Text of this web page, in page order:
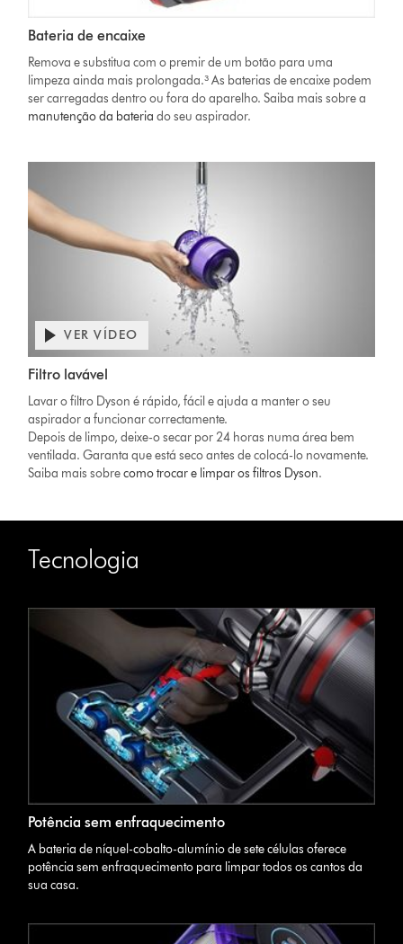
Bateria de encaixe
Remova e substitua com o premir de um botão para uma
limpeza ainda mais prolongada.³ As baterias de encaixe podem
ser carregadas dentro ou fora do aparelho. Saiba mais sobre a
manutenção da bateria do seu aspirador.
VER VÍDEO
Filtro lavável
Lavar o filtro Dyson é rápido, fácil e ajuda a manter o seu
aspirador a funcionar correctamente.
Depois de limpo, deixe-o secar por 24 horas numa área bem
ventilada. Garanta que está seco antes de colocá-lo novamente.
Saiba mais sobrecomo trocar e limpar os filtros Dyson.
Tecnologia
Potência sem enfraquecimento
A bateria de níquel-cobalto-alumínio de sete células oferece
potência sem enfraquecimento para limpar todos os cantos da
sua casa.